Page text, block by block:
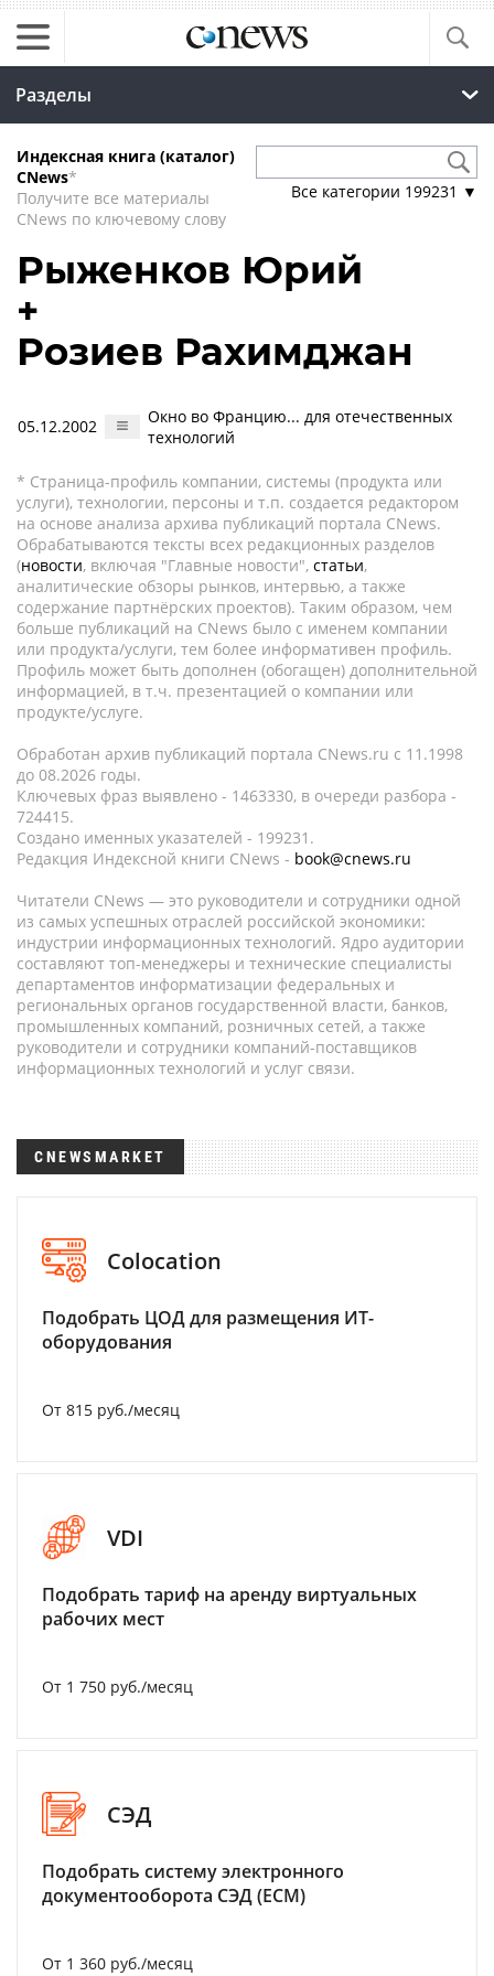
Разделы
Индексная книга (каталог)
CNews*
Получите все материалы
CNews по ключевому слову
Все категории 199231 ▼
Рыженков Юрий
+
Розиев Рахимджан
05.12.2002
Окно во Францию... для отечественных
технологий
* Страница-профиль компании, системы (продукта или
услуги), технологии, персоны и т.п. создается редактором
на основе анализа архива публикаций портала CNews.
Обрабатываются тексты всех редакционных разделов
(новости, включая "Главные новости", статьи,
аналитические обзоры рынков, интервью, а также
содержание партнёрских проектов). Таким образом, чем
больше публикаций на CNews было с именем компании
или продукта/услуги, тем более информативен профиль.
Профиль может быть дополнен (обогащен) дополнительной
информацией, в т.ч. презентацией о компании или
продукте/услуге.
Обработан архив публикаций портала CNews.ru c 11.1998
до 08.2026 годы.
Ключевых фраз выявлено - 1463330, в очереди разбора -
724415.
Создано именных указателей - 199231.
Редакция Индексной книги CNews - book@cnews.ru
Читатели CNews — это руководители и сотрудники одной
из самых успешных отраслей российской экономики:
индустрии информационных технологий. Ядро аудитории
составляют топ-менеджеры и технические специалисты
департаментов информатизации федеральных и
региональных органов государственной власти, банков,
промышленных компаний, розничных сетей, а также
руководители и сотрудники компаний-поставщиков
информационных технологий и услуг связи.
CNEWSMARKET
Colocation
Подобрать ЦОД для размещения ИТ-
оборудования
От 815 руб./месяц
VDI
Подобрать тариф на аренду виртуальных
рабочих мест
От 1 750 руб./месяц
СЭД
Подобрать систему электронного
документооборота СЭД (ECM)
От 1 360 руб./месяц